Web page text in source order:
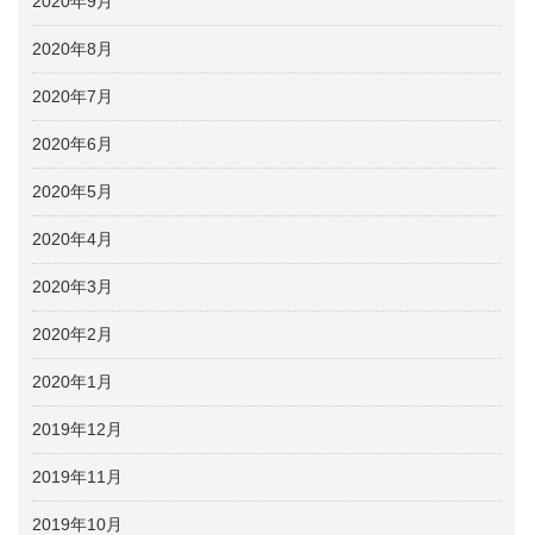
2020年8月
2020年7月
2020年6月
2020年5月
2020年4月
2020年3月
2020年2月
2020年1月
2019年12月
2019年11月
2019年10月